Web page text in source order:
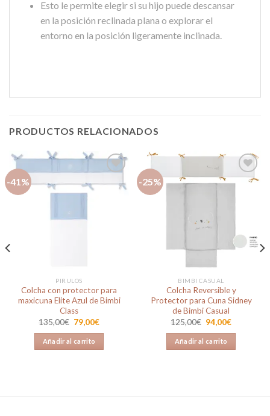
Esto le permite elegir si su hijo puede descansar
en la posición reclinada plana o explorar el
entorno en la posición ligeramente inclinada.
PRODUCTOS RELACIONADOS
-41%
PIRULOS
Colcha con protector para
maxicuna Elite Azul de Bimbi
Class
135,00€ El
precio
original
era:
135,00€.
79,00€El
79,00€.
Añadir al carrito
-25%
BIMBI CASUAL
Colcha Reversible y
Protector para Cuna Sidney
de Bimbi Casual
125,00€ El
precio
original
era:
125,00€.
94,00€El
94,00€.
Añadir al carrito